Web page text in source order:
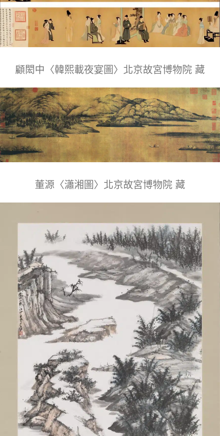
顧閎中 〈韓熙載夜宴圖〉北京故宮博物院 藏
董源〈瀟湘圖〉北京故宮博物院 藏